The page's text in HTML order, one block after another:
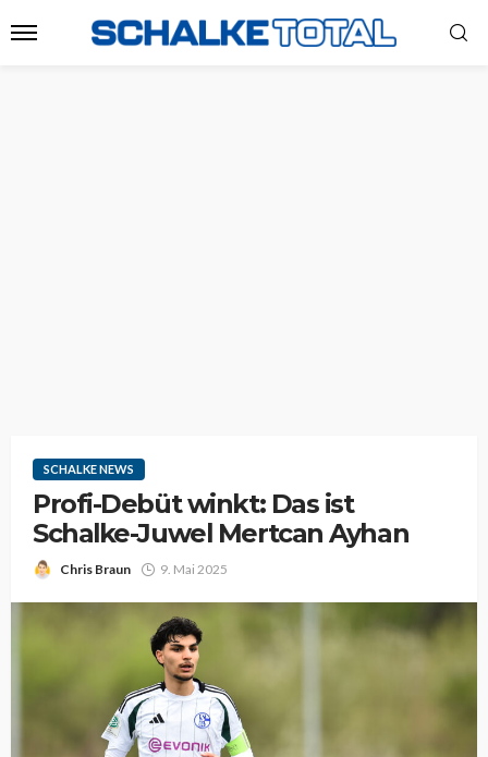
SCHALKE NEWS
Profi-Debüt winkt: Das ist
Schalke-Juwel Mertcan Ayhan
Chris Braun 9. Mai 2025